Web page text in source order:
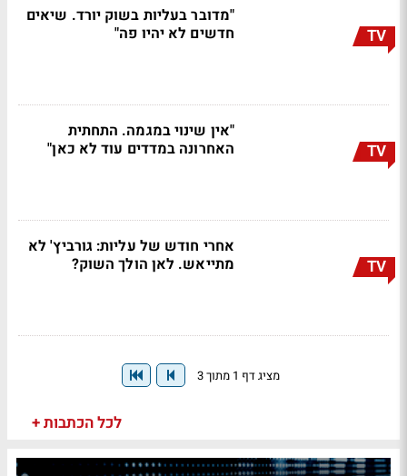
TV
"מדובר בעליות בשוק יורד. שיאים
חדשים לא יהיו פה"
TV
"אין שינוי במגמה. התחתית
האחרונה במדדים עוד לא כאן"
TV
אחרי חודש של עליות: גורביץ' לא
מתייאש. לאן הולך השוק?
מציג דף 1 מתוך 3
לכל הכתבות +